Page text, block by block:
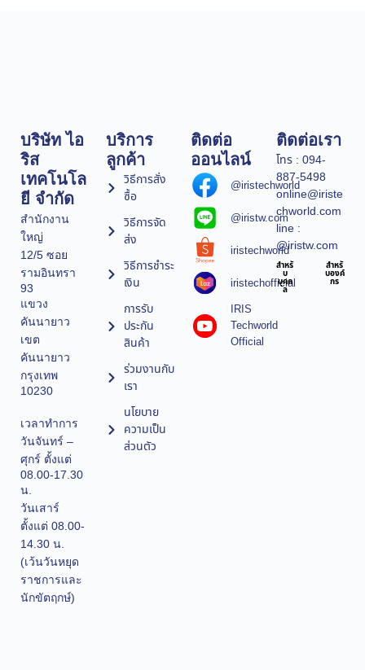
บริษัท ไอ
ริส
เทคโนโล
ยี จำกัด
สำนักงาน
ใหญ่
12/5 ซอย
รามอินทรา
93
แขวง
คันนายาว
เขต
คันนายาว
กรุงเทพ
10230
เวลาทำการ
วันจันทร์ –
ศุกร์ ตั้งแต่
08.00-17.30
น.
วันเสาร์
ตั้งแต่ 08.00-
14.30 น.
(เว้นวันหยุด
ราชการและ
นักขัตฤกษ์)
บริการ
ลูกค้า
วิธีการสั่ง
ซื้อ
วิธีการจัด
ส่ง
วิธีการชำระ
เงิน
การรับ
ประกัน
สินค้า
ร่วมงานกับ
เรา
นโยบาย
ความเป็น
ส่วนตัว
ติดต่อ
ออนไลน์
@iristechworld
@iristw.com
iristechworld
iristechofficial
IRIS
Techworld
Official
ติดต่อเรา
โทร : 094-
887-5498
online@iriste
chworld.com
line :
@iristw.com
สำหรั
บ
บุคค
ล
สำหรั
บองค์
กร